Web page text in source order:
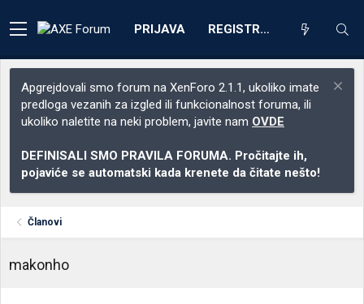
PRIJAVA REGISTRACIJA
Apgrejdovali smo forum na XenForo 2.1.1, ukoliko imate
predloga vezanih za izgled ili funkcionalnost foruma, ili
ukoliko naletite na neki problem, javite nam OVDE
DEFINISALI SMO PRAVILA FORUMA. Pročitajte ih,
pojaviće se automatski kada krenete da čitate nešto!
Članovi
makonho